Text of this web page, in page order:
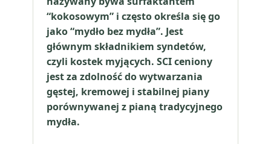
“kokosowym” i często określa się go
jako “mydło bez mydła”. Jest
głównym składnikiem syndetów,
czyli kostek myjących. SCI ceniony
jest za zdolność do wytwarzania
gęstej, kremowej i stabilnej piany
porównywanej z pianą tradycyjnego
mydła.